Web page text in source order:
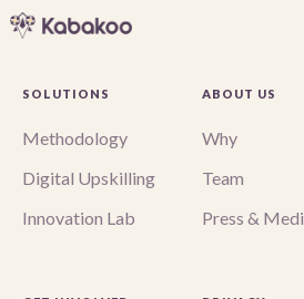
SOLUTIONS
Methodology
Digital Upskilling
Innovation Lab
ABOUT US
Why
Team
Press &